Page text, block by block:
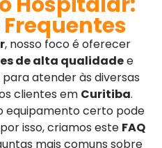
, nosso foco é oferecer
de alta qualidadee
atender às diversas
clientes em Curitiba.
equipamento certo pode
isso, criamos este FAQ
mais comuns sobre